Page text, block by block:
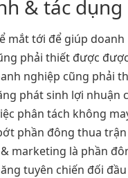
& tác dụng
mắt tới để giúp
phải thiết được
nghiệp cũng phải
phát sinh lợi nhuận
phân tách không
phần đông thua
marketing là phần
tuyên chiến đối